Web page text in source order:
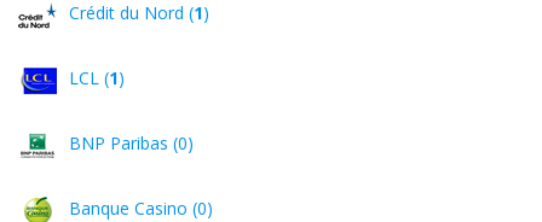
Crédit du Nord (1)
LCL (1)
BNP Paribas (0)
Banque Casino (0)